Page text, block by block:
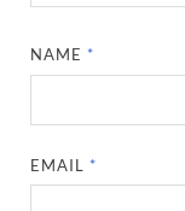
NAME *
EMAIL *